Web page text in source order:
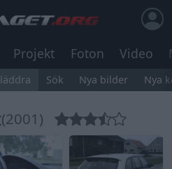
Projekt Foton Video
Sök Nya bilder Nya
(2001)